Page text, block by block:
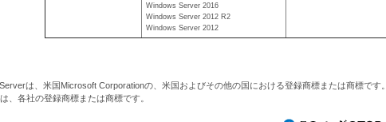
Windows Server 2016
Windows Server 2012 R2
Windows Server 2012
は、米国Microsoft Corporationの、米国およびその他の国における登録商標または商標です。
、各社の登録商標または商標です。